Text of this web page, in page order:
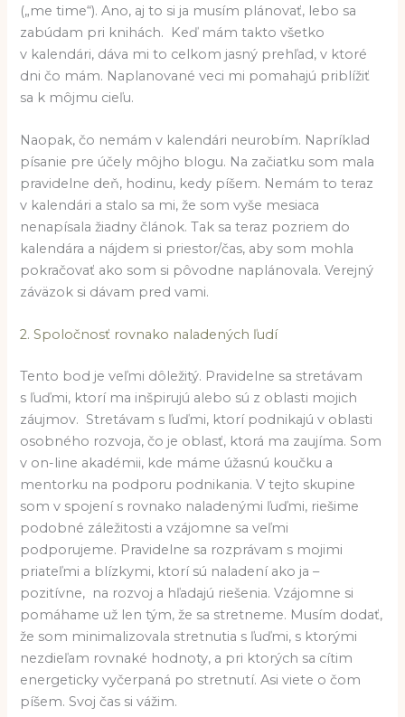
(„me time“). Ano, aj to si ja musím plánovať, lebo sa
zabúdam pri knihách. Keď mám takto všetko
v kalendári, dáva mi to celkom jasný prehľad, v ktoré
dni čo mám. Naplanované veci mi pomahajú priblížiť
sa k môjmu cieľu.
Naopak, čo nemám v kalendári neurobím. Napríklad
písanie pre účely môjho blogu. Na začiatku som mala
pravidelne deň, hodinu, kedy píšem. Nemám to teraz
v kalendári a stalo sa mi, že som vyše mesiaca
nenapísala žiadny článok. Tak sa teraz pozriem do
kalendára a nájdem si priestor/čas, aby som mohla
pokračovať ako som si pôvodne naplánovala. Verejný
záväzok si dávam pred vami.
2. Spoločnosť rovnako naladených ľudí
Tento bod je veľmi dôležitý. Pravidelne sa stretávam
s ľuďmi, ktorí ma inšpirujú alebo sú z oblasti mojich
záujmov. Stretávam s ľuďmi, ktorí podnikajú v oblasti
osobného rozvoja, čo je oblasť, ktorá ma zaujíma. Som
v on-line akadémii, kde máme úžasnú koučku a
mentorku na podporu podnikania. V tejto skupine
som v spojení s rovnako naladenými ľuďmi, riešime
podobné záležitosti a vzájomne sa veľmi
podporujeme. Pravidelne sa rozprávam s mojimi
priateľmi a blízkymi, ktorí sú naladení ako ja –
pozitívne, na rozvoj a hľadajú riešenia. Vzájomne si
pomáhame už len tým, že sa stretneme. Musím dodať,
že som minimalizovala stretnutia s ľuďmi, s ktorými
nezdieľam rovnaké hodnoty, a pri ktorých sa cítim
energeticky vyčerpaná po stretnutí. Asi viete o čom
píšem. Svoj čas si vážim.